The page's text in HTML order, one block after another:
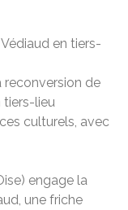
reconversion de
tiers-lieu
culturels, avec
engage la
une friche